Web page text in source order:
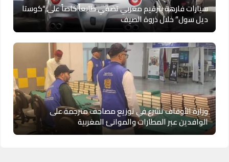
سيارات فارهة بترقيم مغربي تضفي طابعاً خاصاً على “كوستا
ديل سول” خلال ذروة الصيف
وزارة الأوقاف تشرع في توزيع مصاحف مترجمة على
الوافدين عبر المطارات والموانئ المغربية